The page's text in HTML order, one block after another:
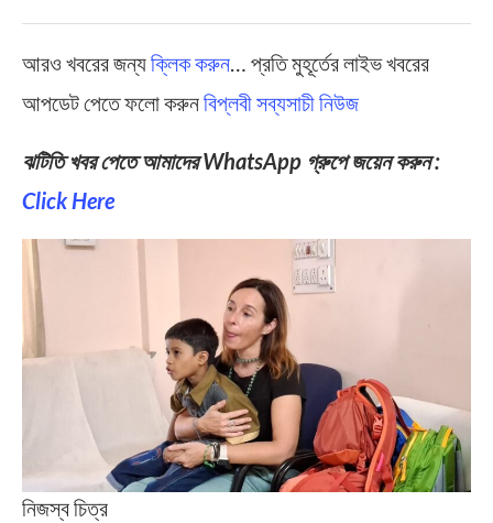
আরও খবরের জন্যক্লিক করুন… প্রতি মুহূর্তের লাইভ খবরের
আপডেট পেতে ফলো করুনবিপ্লবী সব্যসাচী নিউজ
ঝটিতি খবর পেতে আমাদের WhatsApp গ্রুপে জয়েন করুন :
Click Here
নিজস্ব চিত্র